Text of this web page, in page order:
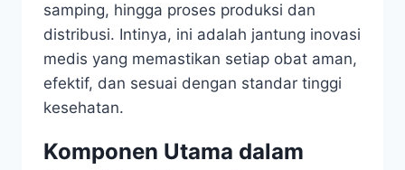
samping, hingga proses produksi dan
distribusi. Intinya, ini adalah jantung inovasi
medis yang memastikan setiap obat aman,
efektif, dan sesuai dengan standar tinggi
kesehatan.
Komponen Utama dalam